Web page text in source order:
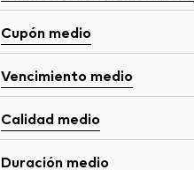
Cupón medio
Vencimiento medio
Calidad medio
Duración medio